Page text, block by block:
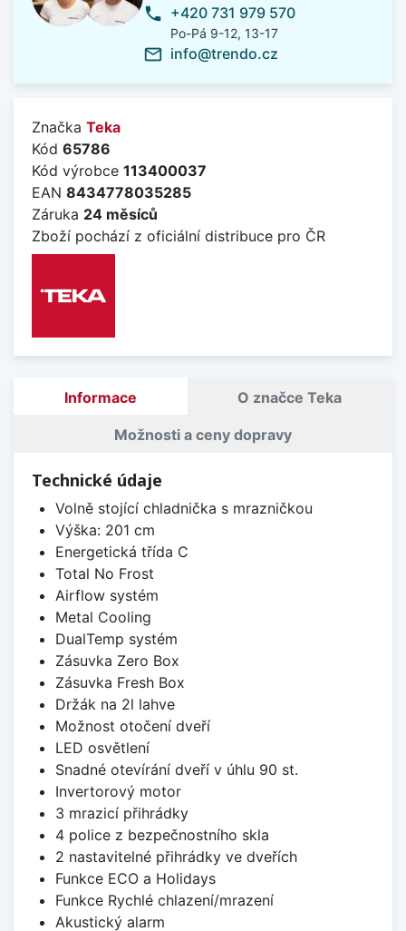
phone +420 731 979 570
Po-Pá 9-12, 13-17
mail_outline info@trendo.cz
Značka Teka
Kód 65786
Kód výrobce 113400037
EAN 8434778035285
Záruka 24 měsíců
Zboží pochází z oficiální distribuce pro ČR
Informace O značce Teka
Možnosti a ceny dopravy
Technické údaje
Volně stojící chladnička s mrazničkou
Výška: 201 cm
Energetická třída C
Total No Frost
Airflow systém
Metal Cooling
DualTemp systém
Zásuvka Zero Box
Zásuvka Fresh Box
Držák na 2l lahve
Možnost otočení dveří
LED osvětlení
Snadné otevírání dveří v úhlu 90 st.
Invertorový motor
3 mrazicí přihrádky
4 police z bezpečnostního skla
2 nastavitelné přihrádky ve dveřích
Funkce ECO a Holidays
Funkce Rychlé chlazení/mrazení
Akustický alarm